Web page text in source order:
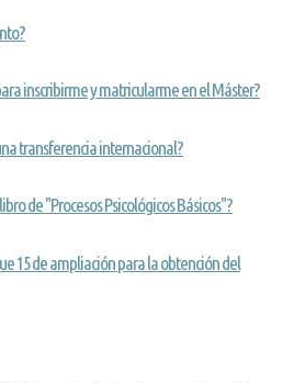
inscribirme y matricularme en el Máster?
transferencia internacional?
de "Procesos Psicológicos Básicos"?
15 de ampliación para la obtención del